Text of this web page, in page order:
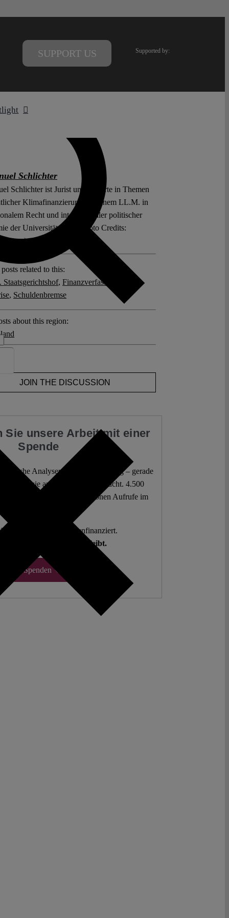
SUPPORT US Supported by:
Schlichter
Schlichter ist Jurist und Experte in Themen
Klimafinanzierung mit einem LL.M. in
Recht und internationaler politischer
der Universität Kent (Photo Credits:
related to this:
Staatsgerichtshof, Finanzverfassung
, Schuldenbremse
about this region:
JOIN THE DISCUSSION
Sie unsere Arbeit mit einer
Spende
Analysen frei zur Verfügung – gerade
sie am dringendsten braucht. 4.500
Beiträge. Mehr als fünf Millionen Aufrufe im
Open Access. Spendenfinanziert.
auf Sie, damit es so bleibt.
Spenden ♡